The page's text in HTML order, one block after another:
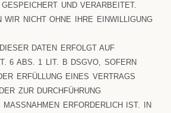
UND VERARBEITET.
WIR NICHT OHNE IHRE EINWILLIGUNG
DATEN ERFOLGT AUF
6 ABS. 1 LIT. B DSGVO, SOFERN
ERFÜLLUNG EINES VERTRAGS
ZUR DURCHFÜHRUNG
ERFORDERLICH IST. IN A